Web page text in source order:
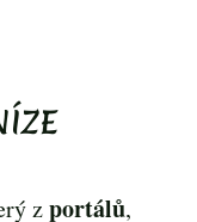
zportálů,